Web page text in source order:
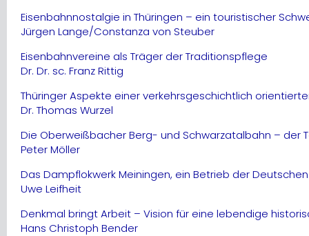
Eisenbahnnostalgie in Thüringen – ein touristischer
Jürgen Lange/Constanza von Steuber
Eisenbahnvereine als Träger der Traditionspflege
Dr. Dr. sc. Franz Rittig
Thüringer Aspekte einer verkehrsgeschichtlich
Dr. Thomas Wurzel
Die Oberweißbacher Berg- und Schwarzatalbahn – der
Peter Möller
Das Dampflokwerk Meiningen, ein Betrieb der
Uwe Leifheit
Denkmal bringt Arbeit – Vision für eine lebendige
Hans Christoph Bender